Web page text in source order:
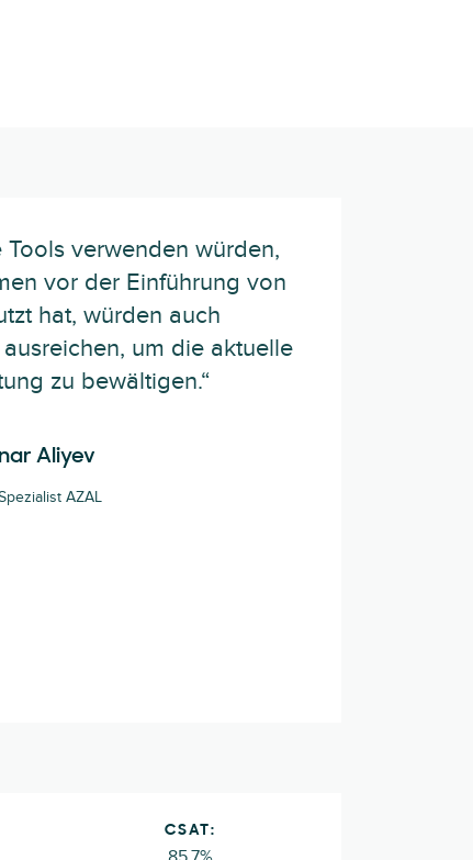
Tools verwenden würden,
vor der Einführung von
hat, würden auch
um die aktuelle
zu bewältigen.“
Aliyev
AZAL
CSAT: